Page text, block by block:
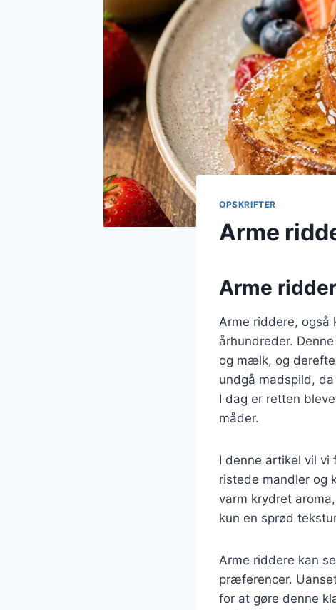
OPSKRIFTER
Arme
Arme
Arme riddere, også
århundreder.
og mælk, og
undgå madspild,
I dag er retten
måder.
I denne artikel vil vi
ristede mandler og
varm krydret
kun en sprød
Arme riddere kan
præferencer.
for at gøre denne